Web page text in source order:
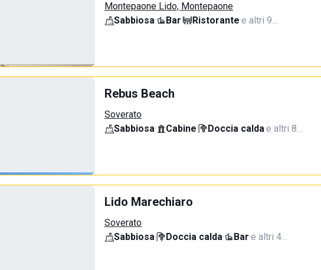
Montepaone Lido, Montepaone
Sabbiosa· Bar· Ristorante·e altri 9…
Rebus Beach
Soverato
Sabbiosa· Cabine· Doccia calda·e altri 8…
Lido Marechiaro
Soverato
Sabbiosa· Doccia calda· Bar·e altri 4…